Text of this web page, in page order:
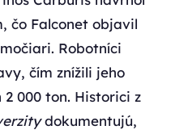
čo Falconet objavil
Robotníci
čím znížili jeho
000 ton. Historici z
dokumentujú,